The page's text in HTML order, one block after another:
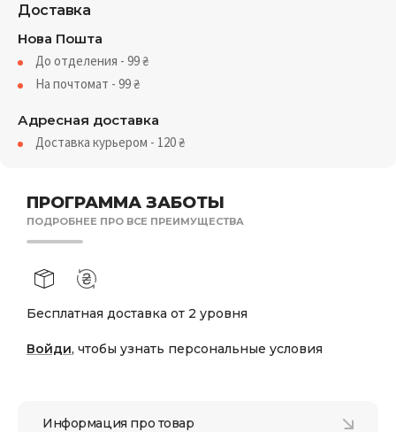
ПРОГРАММА ЗАБОТЫ
ПОДРОБНЕЕ ПРО ВСЕ ПРЕИМУЩЕСТВА
Бесплатная доставка от 2 уровня
Войди, чтобы узнать персональные условия
Доставка
Нова Пошта
До отделения - 99₴
На почтомат - 99₴
Адресная доставка
Доставка курьером - 120₴
Информация про товар